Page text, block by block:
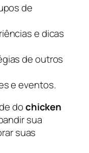
de
e dicas
de outros
e eventos.
dochicken
sua
suas